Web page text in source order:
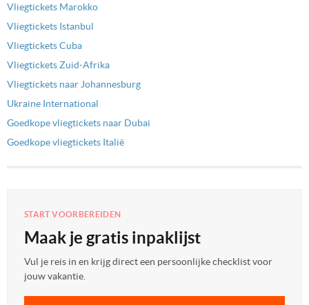
Vliegtickets Marokko
Vliegtickets Istanbul
Vliegtickets Cuba
Vliegtickets Zuid-Afrika
Vliegtickets naar Johannesburg
Ukraine International
Goedkope vliegtickets naar Dubai
Goedkope vliegtickets Italië
START VOORBEREIDEN
Maak je gratis inpaklijst
Vul je reis in en krijg direct een persoonlijke checklist voor
jouw vakantie.